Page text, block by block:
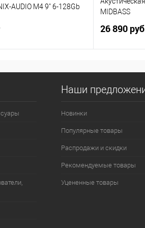
AUDIO M4 9" 6-128Gb
MIDBASS
26 890
Наши
Новинки
Популярные товары
Распродажи и скидки
Рекомендуемые товары
Уцененные товары